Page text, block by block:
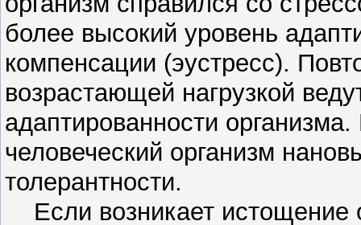
более высокий уровень
компенсации (эустресс).
возрастающей нагрузкой
адаптированности
человеческий организм
толерантности.
Если возникает истощение